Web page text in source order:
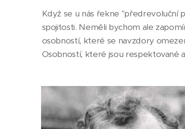
Když se u nás řekne "předrevoluční
spojitosti. Neměli bychom ale
osobností, které se navzdory
Osobností, které jsou respektované